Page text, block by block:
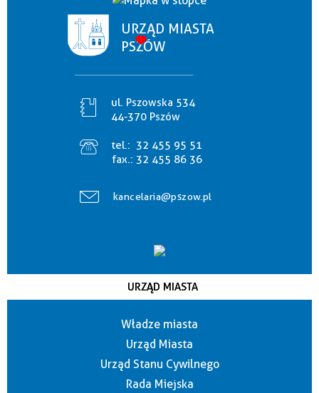
URZĄD MIASTA
PSZÓW
ul. Pszowska 534
44-370 Pszów
tel.: 32 455 95 51
fax.: 32 455 86 36
kancelaria@pszow.pl
URZĄD MIASTA
Władze miasta
Urząd Miasta
Urząd Stanu Cywilnego
Rada Miejska